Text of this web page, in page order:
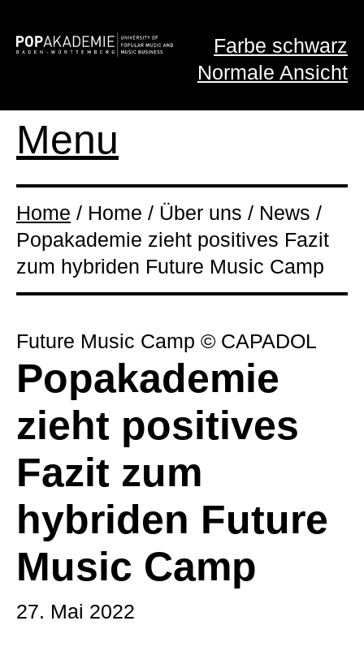
Farbe schwarz
Normale Ansicht
Menu
Home / Home / Über uns / News /
Popakademie zieht positives Fazit
zum hybriden Future Music Camp
Future Music Camp © CAPADOL
Popakademie
zieht positives
Fazit zum
hybriden Future
Music Camp
27. Mai 2022